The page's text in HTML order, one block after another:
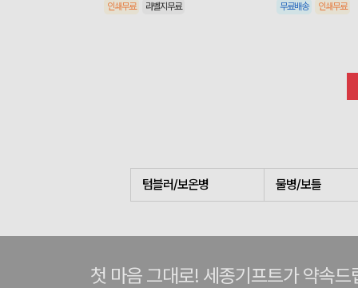
인쇄무료 라벨지무료 무료배송 인쇄무료
텀블러/보온병 물병/보틀
첫 마음 그대로! 세종기프트가 약속드